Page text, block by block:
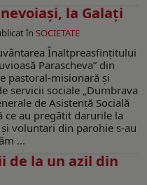
la Galaţi
în SOCIETATE
Înaltpreasfinţitului
Parascheva” din
pastoral-misionară şi
servicii sociale „Dumbrava
de Asistență Socială
ce au pregătit darurile la
voluntari din parohie s-au
...
de la un azil din